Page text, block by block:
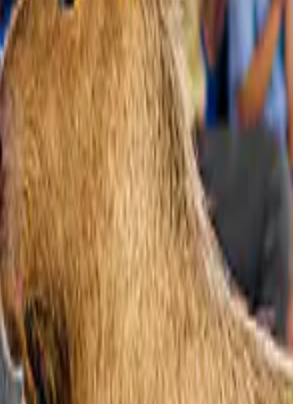
non va, ci pensiamo noi a risolvere il problema.